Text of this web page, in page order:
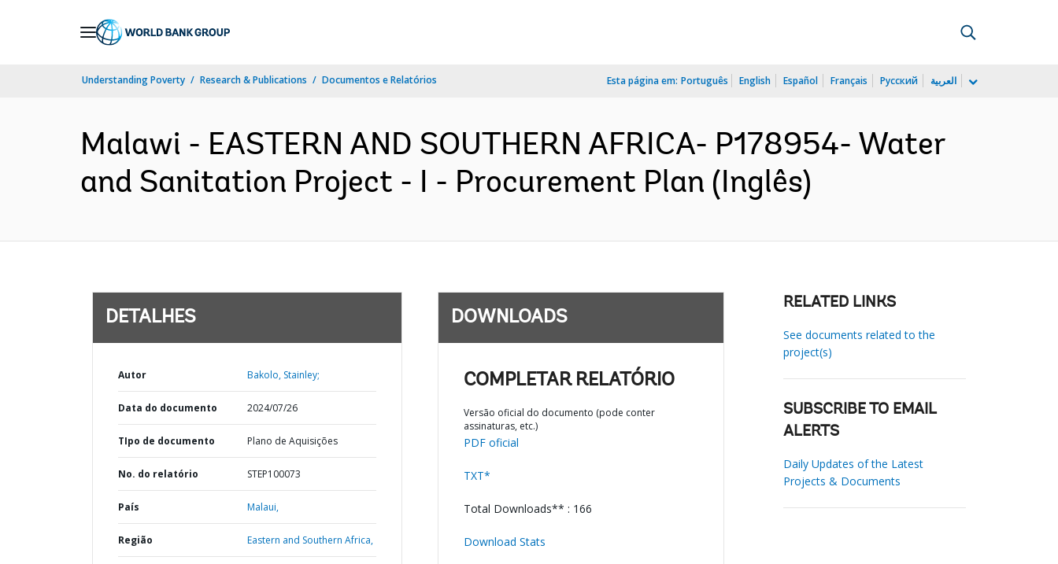
Understanding Poverty Research & Publications Documentos e Relatórios Esta página em: Português English Español Français Русский العربية
Malawi - EASTERN AND SOUTHERN AFRICA- P178954- Water
and Sanitation Project - I - Procurement Plan (Inglês)
DETALHES
Autor Bakolo, Stainley;
Data do documento 2024/07/26
TIpo de documento Plano de Aquisições
No. do relatório STEP100073
País Malaui,
Região Eastern and Southern Africa,
DOWNLOADS
COMPLETAR RELATÓRIO
Versão oficial do documento (pode conter
assinaturas, etc.)
PDF oficial
TXT*
Total Downloads** : 166
Download Stats
RELATED LINKS
See documents related to the
project(s)
SUBSCRIBE TO EMAIL
ALERTS
Daily Updates of the Latest
Projects & Documents